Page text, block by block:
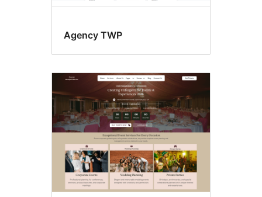
Agency TWP